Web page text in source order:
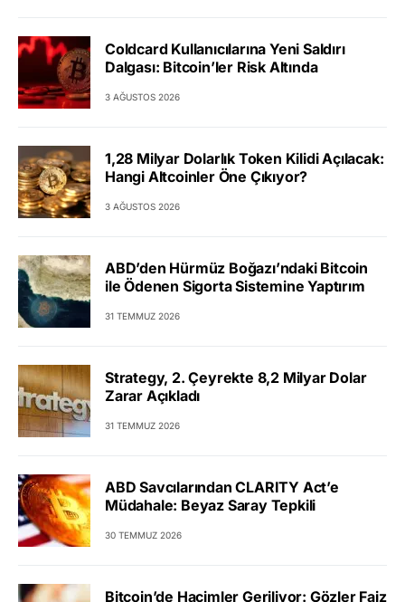
Coldcard Kullanıcılarına Yeni Saldırı
Dalgası: Bitcoin’ler Risk Altında
3 AĞUSTOS 2026
1,28 Milyar Dolarlık Token Kilidi Açılacak:
Hangi Altcoinler Öne Çıkıyor?
3 AĞUSTOS 2026
ABD’den Hürmüz Boğazı’ndaki Bitcoin
ile Ödenen Sigorta Sistemine Yaptırım
31 TEMMUZ 2026
Strategy, 2. Çeyrekte 8,2 Milyar Dolar
Zarar Açıkladı
31 TEMMUZ 2026
ABD Savcılarından CLARITY Act’e
Müdahale: Beyaz Saray Tepkili
30 TEMMUZ 2026
Bitcoin’de Hacimler Geriliyor: Gözler Faiz